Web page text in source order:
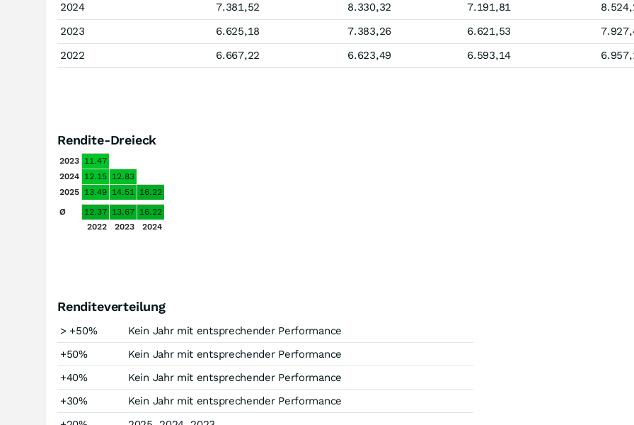
2024
7.381,52 8.330,32 7.191,81
2023
6.625,18 7.383,26 6.621,53
2022
6.667,22 6.623,49 6.593,14
Rendite-Dreieck
2023 11.47
2024 12.15 12.83
2025 13.49 14.51 16.22
Ø
12.37 13.67 16.22
2022
2023 2024
Renditeverteilung
> +50%
Kein Jahr mit entsprechender Performance
+50%
Kein Jahr mit entsprechender Performance
+40%
Kein Jahr mit entsprechender Performance
+30%
Kein Jahr mit entsprechender Performance